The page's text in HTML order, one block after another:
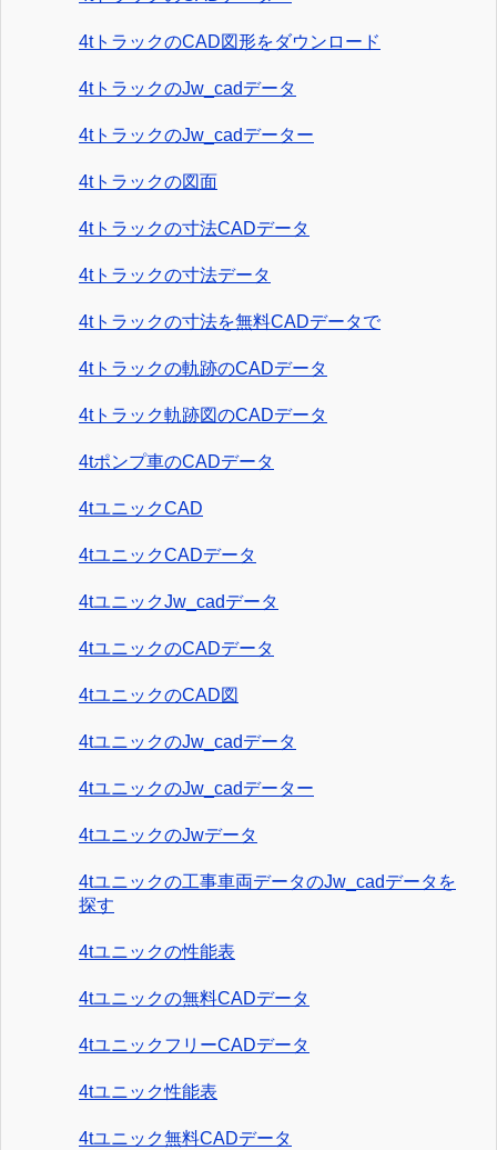
4tトラックのCAD図形をダウンロード
4tトラックのJw_cadデータ
4tトラックのJw_cadデーター
4tトラックの図面
4tトラックの寸法CADデータ
4tトラックの寸法データ
4tトラックの寸法を無料CADデータで
4tトラックの軌跡のCADデータ
4tトラック軌跡図のCADデータ
4tポンプ車のCADデータ
4tユニックCAD
4tユニックCADデータ
4tユニックJw_cadデータ
4tユニックのCADデータ
4tユニックのCAD図
4tユニックのJw_cadデータ
4tユニックのJw_cadデーター
4tユニックのJwデータ
4tユニックの工事車両データのJw_cadデータを
探す
4tユニックの性能表
4tユニックの無料CADデータ
4tユニックフリーCADデータ
4tユニック性能表
4tユニック無料CADデータ